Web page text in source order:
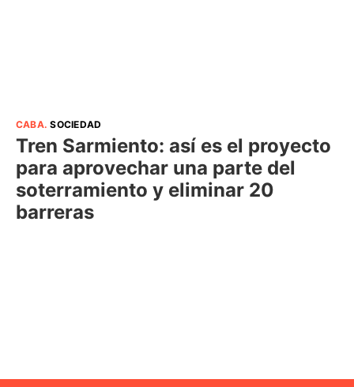
CABA.SOCIEDAD
Tren Sarmiento: así es el proyecto
para aprovechar una parte del
soterramiento y eliminar 20
barreras